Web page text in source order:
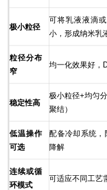
极小粒径
可将乳液液滴
小，形成纳米乳
粒径分布
窄
均一化效果好，
稳定性高
极小粒径+均匀
聚结）
低温操作
可选
配备冷却系统，
降解
连续或循
环模式
可适应不同工艺